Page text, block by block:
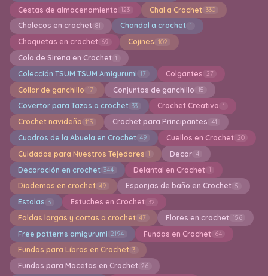
Cestas de almacenamiento 123 Chal a Crochet 330
Chalecos en crochet 81 Chandal a crochet 1
Chaquetas en crochet 69 Cojines 102
Cola de Sirena en Crochet 1
Colección TSUM TSUM Amigurumi 17 Colgantes 27
Collar de ganchillo 17 Conjuntos de ganchillo 15
Covertor para Tazas a crochet 33 Crochet Creativo 1
Crochet navideño 113 Crochet para Principantes 41
Cuadros de la Abuela en Crochet 49 Cuellos en Crochet 20
Cuidados para Nuestros Tejedores 1 Decor 4
Decoración en crochet 344 Delantal en Crochet 1
Diademas en crochet 49 Esponjas de baño en Crochet 5
Estolas 3 Estuches en Crochet 32
Faldas largas y cortas a crochet 47 Flores en crochet 156
Free patterns amigurumi 2194 Fundas en Crochet 64
Fundas para Libros en Crochet 3
Fundas para Macetas en Crochet 26